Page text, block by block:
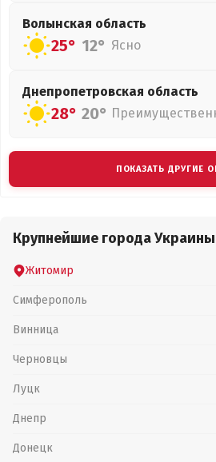
Волынская область
25° 12° Ясно
Днепропетровская область
28° 20°
ПОКАЗАТЬ ДРУГИЕ
Крупнейшие города Украины
Житомир
Симферополь
Винница
Черновцы
Луцк
Днепр
Донецк